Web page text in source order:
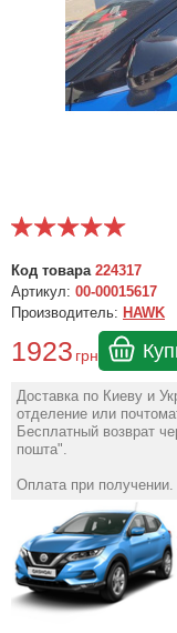
Код товара 224317
Артикул: 00-00015617
Производитель: HAWK
1923 грн
Доставка по Киеву и
отделение или
Бесплатный возврат
пошта".
Оплата при получении.